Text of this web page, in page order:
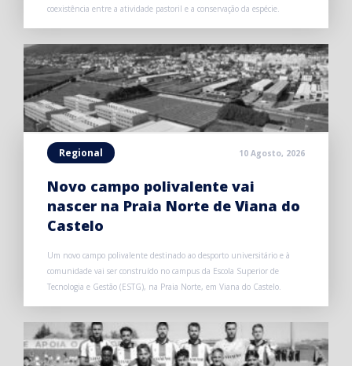
coexistência entre a atividade pastoril e a conservação da espécie.
Regional 10 Agosto, 2026
Novo campo polivalente vai
nascer na Praia Norte de Viana do
Castelo
Um novo campo polivalente destinado ao desporto universitário e à
comunidade vai ser construído no campus da Escola Superior de
Tecnologia e Gestão (ESTG), na Praia Norte, em Viana do Castelo.